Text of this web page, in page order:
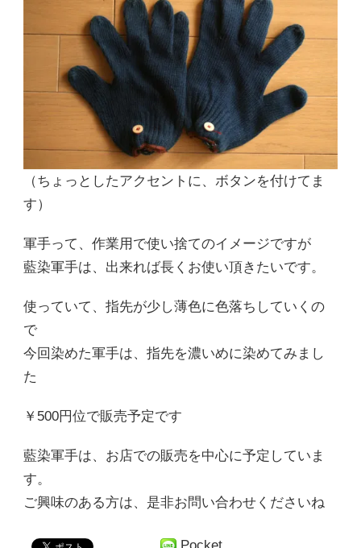
（ちょっとしたアクセントに、ボタンを付けてま
す）
軍手って、作業用で使い捨てのイメージですが
藍染軍手は、出来れば長くお使い頂きたいです。
使っていて、指先が少し薄色に色落ちしていくの
で
今回染めた軍手は、指先を濃いめに染めてみまし
た
￥500円位で販売予定です
藍染軍手は、お店での販売を中心に予定していま
す。
ご興味のある方は、是非お問い合わせくださいね